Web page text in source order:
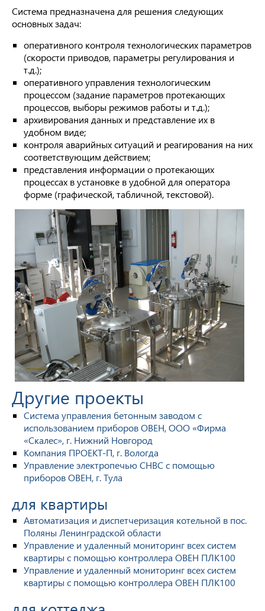
Система предназначена для решения следующих
основных задач:
оперативного контроля технологических параметров
(скорости приводов, параметры регулирования и
т.д.);
оперативного управления технологическим
процессом (задание параметров протекающих
процессов, выборы режимов работы и т.д.);
архивирования данных и представление их в
удобном виде;
контроля аварийных ситуаций и реагирования на них
соответствующим действием;
представления информации о протекающих
процессах в установке в удобной для оператора
форме (графической, табличной, текстовой).
Другие проекты
Система управления бетонным заводом с
использованием приборов ОВЕН, ООО «Фирма
«Скалес», г. Нижний Новгород
Компания ПРОЕКТ-П, г. Вологда
Управление электропечью СНВС с помощью
приборов ОВЕН, г. Тула
для квартиры
Автоматизация и диспетчеризация котельной в пос.
Поляны Ленинградской области
Управление и удаленный мониторинг всех систем
квартиры с помощью контроллера ОВЕН ПЛК100
Управление и удаленный мониторинг всех систем
квартиры с помощью контроллера ОВЕН ПЛК100